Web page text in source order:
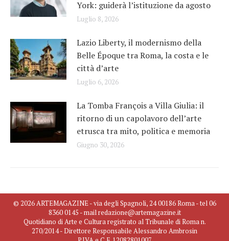
York: guiderà l’istituzione da agosto
Luglio 8, 2026
Lazio Liberty, il modernismo della
Belle Époque tra Roma, la costa e le
città d’arte
Luglio 6, 2026
La Tomba François a Villa Giulia: il
ritorno di un capolavoro dell’arte
etrusca tra mito, politica e memoria
Giugno 30, 2026
© 2026 ARTEMAGAZINE - via degli Spagnoli, 24 00186 Roma - tel 06
8360 0145 - mail redazione@artemagazine.it
Quotidiano di Arte e Cultura registrato al Tribunale di Roma n.
270/2014 - Direttore Responsabile Alessandro Ambrosin